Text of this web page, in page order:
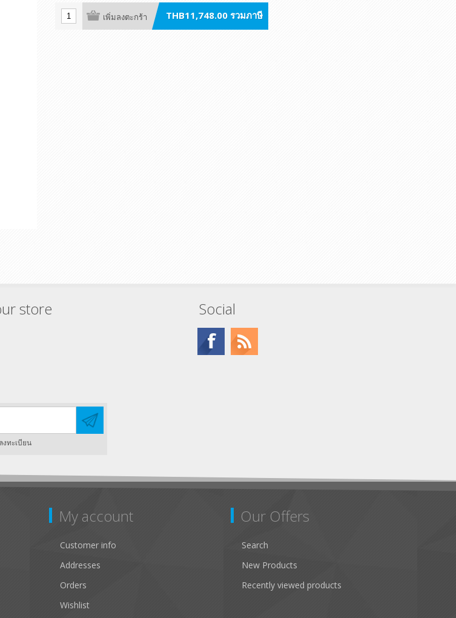
เพิ่มลงตะกร้า THB11,748.00 รวมภาษี
store Social
งทะเบียน
My account
Customer info
Addresses
Orders
Wishlist
Our Offers
Search
New Products
Recently viewed products